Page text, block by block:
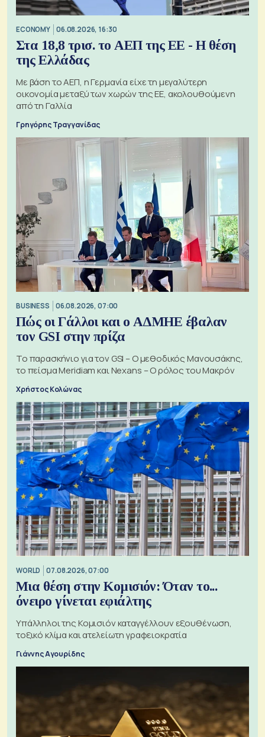
ECONOMY 06.08.2026, 16:30
Στα 18,8 τρισ. το ΑΕΠ της ΕΕ - Η θέση
της Ελλάδας
Με βάση το ΑΕΠ, η Γερμανία είχε τη μεγαλύτερη
οικονομία μεταξύ των χωρών της ΕΕ, ακολουθούμενη
από τη Γαλλία
Γρηγόρης Τραγγανίδας
BUSINESS 06.08.2026, 07:00
Πώς οι Γάλλοι και ο ΑΔΜΗΕ έβαλαν
τον GSI στην πρίζα
Το παρασκήνιο για τον GSI – Ο μεθοδικός Μανουσάκης,
το πείσμα Meridiam και Nexans – Ο ρόλος του Μακρόν
Χρήστος Κολώνας
WORLD 07.08.2026, 07:00
Μια θέση στην Κομισιόν: Όταν το...
όνειρο γίνεται εφιάλτης
Υπάλληλοι της Κομισιόν καταγγέλλουν εξουθένωση,
τοξικό κλίμα και ατελείωτη γραφειοκρατία
Γιάννης Αγουρίδης